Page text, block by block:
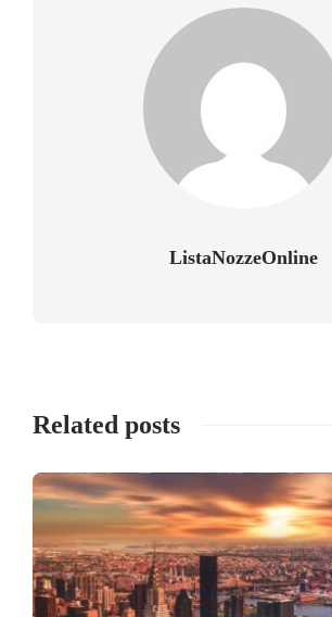
ListaNozzeOnline
Related posts